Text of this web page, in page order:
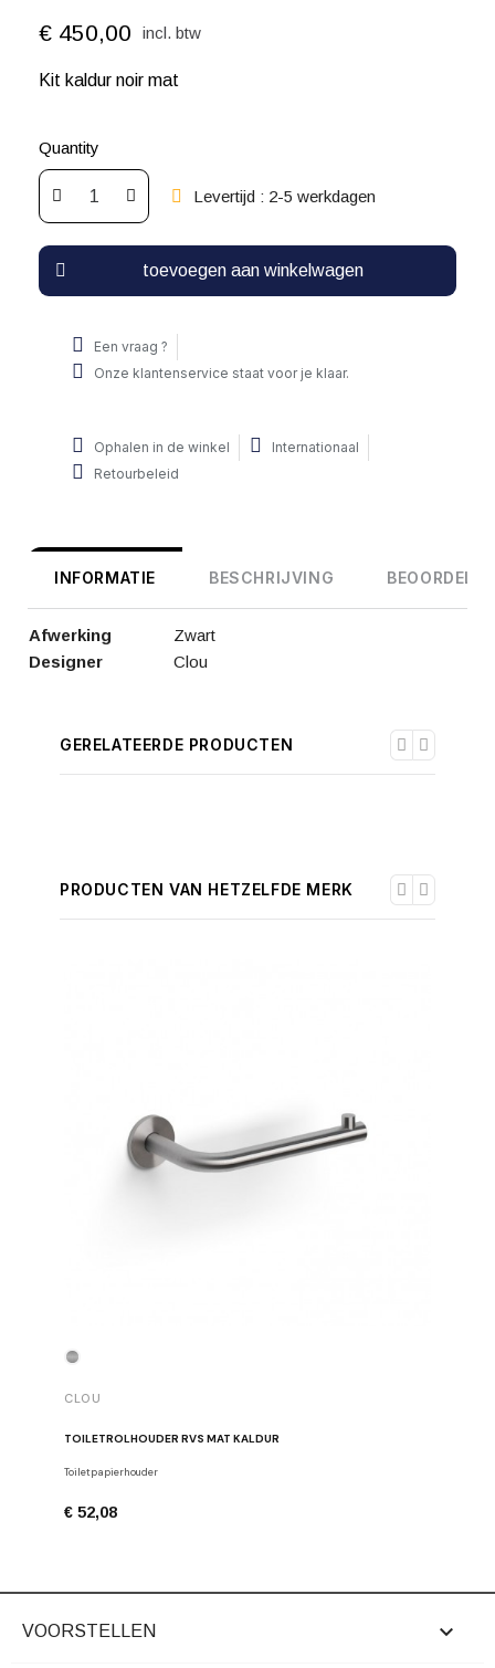
€ 450,00 incl. btw
Kit kaldur noir mat
Quantity
Levertijd : 2-5 werkdagen
toevoegen aan winkelwagen
Een vraag ?
Onze klantenservice staat voor je klaar.
Ophalen in de winkel
Internationaal
Retourbeleid
INFORMATIE BESCHRIJVING
Afwerking
Zwart
Designer
Clou
GERELATEERDE PRODUCTEN
PRODUCTEN VAN HETZELFDE MERK
CLOU
TOILETROLHOUDER RVS MAT KALDUR
Toiletpapierhouder
€ 52,08
VOORSTELLEN 